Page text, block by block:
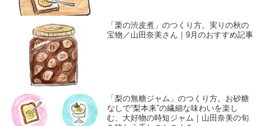
「栗の渋皮煮」のつくり方。実りの秋の
宝物／山田奈美さん｜9月のおすすめ記事
「梨の無糖ジャム」のつくり方。お砂糖
なしで“梨本来”の繊細な味わいを楽し
む、大好物の時短ジャム｜山田奈美の旬